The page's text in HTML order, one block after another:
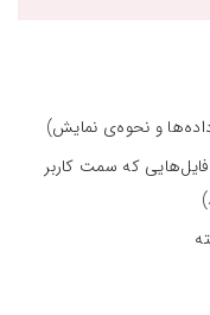
و نحوه‌ی نمایش)
که سمت کاربر